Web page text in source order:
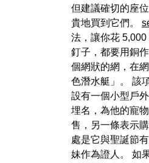
但建議確切的座
貴地買到它們。
法，讓你花
釘子，都要用銅
個網狀的網，在
色潛水艇」。 該
設有一個小型戶
埋名，為他的寵
售，另一條表示
處是它與聖誕節
妹作為證人。 如